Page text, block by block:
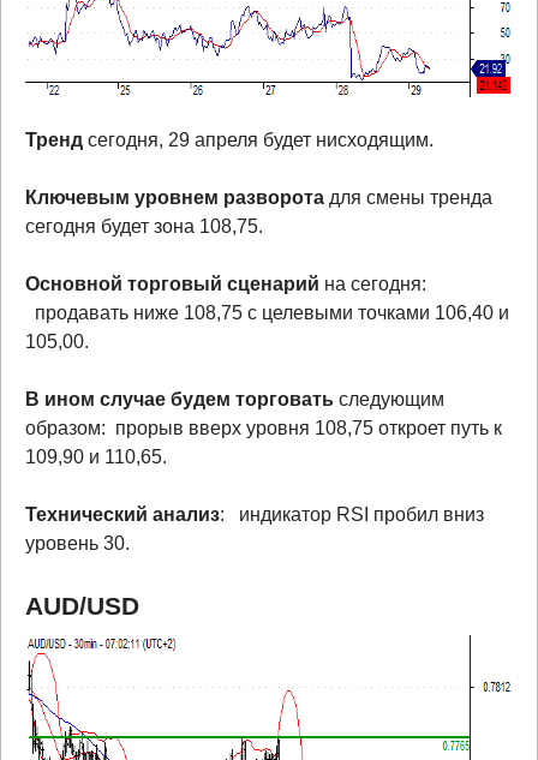
Тренд сегодня, 29 апреля будет нисходящим.
Ключевым уровнем разворота для смены тренда
сегодня будет зона 108,75.
Основной торговый сценарий на сегодня:
продавать ниже 108,75 с целевыми точками 106,40 и
105,00.
В ином случае будем торговать следующим
образом: прорыв вверх уровня 108,75 откроет путь к
109,90 и 110,65.
Технический анализ: индикатор RSI пробил вниз
уровень 30.
AUD/USD